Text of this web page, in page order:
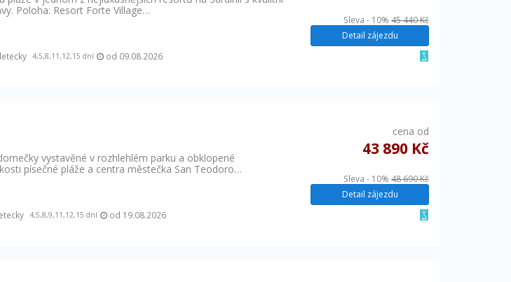
Poloha: Resort Forte Village…
Sleva - 10% 45 440 Kč
Detail zájezdu
letecky od 09.08.2026
4,5,8,11,12,15 dní
vystavěné v rozhlehlém parku a obklopené
písečné pláže a centra městečka San Teodoro…
cena od
43 890 Kč
Sleva - 10% 48 690 Kč
Detail zájezdu
od 19.08.2026
4,5,8,9,11,12,15 dní